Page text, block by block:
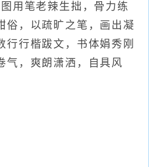
用笔老辣生拙，骨力练
俗，以疏旷之笔，画出凝
行行楷跋文，书体娟秀刚
气，爽朗潇洒，自具风